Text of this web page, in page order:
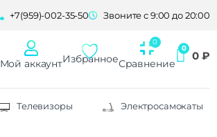
+7(959)-002-35-50 Звоните с 9:00 до 20:00
Мой аккаунтИзбранноеСравнение
0 ₽
Телевизоры Электросамокаты